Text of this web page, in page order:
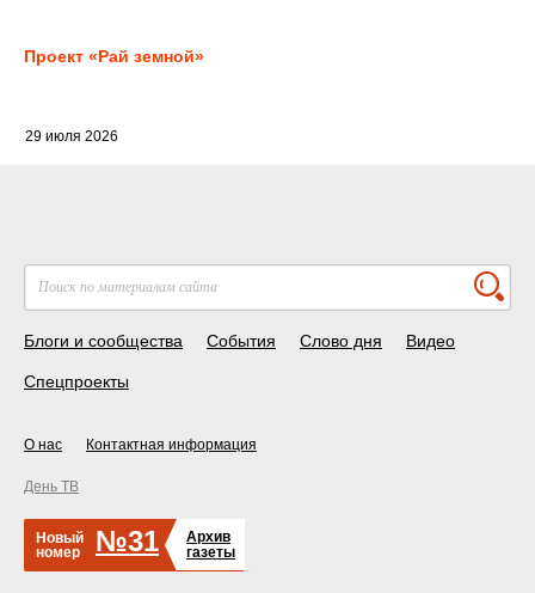
Проект «Рай земной»
29 июля 2026
Блоги и сообщества События Слово дня Видео
Спецпроекты
О нас Контактная информация
День ТВ
Новый
номер
№31
Архив
газеты